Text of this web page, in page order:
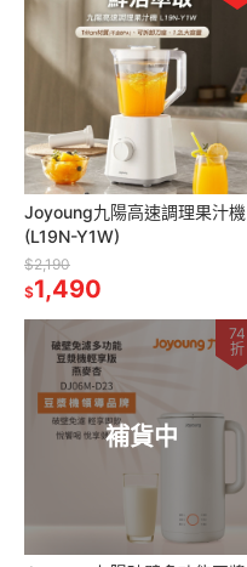
Joyoung九陽高速調理果汁機
(L19N-Y1W)
$2,190
$1,490
補貨中
74
折